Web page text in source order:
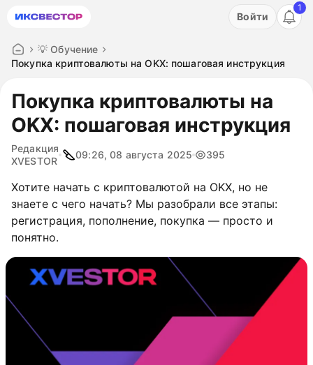
Акция: бесплатный пробный период на 3 дня!
Войти
1
💡 Обучение
Покупка криптовалюты на OKX: пошаговая инструкция
Покупка криптовалюты на
OKX: пошаговая инструкция
Редакция
XVESTOR
09:26, 08 августа 2025 395
Хотите начать с криптовалютой на OKX, но не
знаете с чего начать? Мы разобрали все этапы:
регистрация, пополнение, покупка — просто и
понятно.